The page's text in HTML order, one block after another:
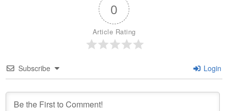
0
Article Rating
Subscribe Login